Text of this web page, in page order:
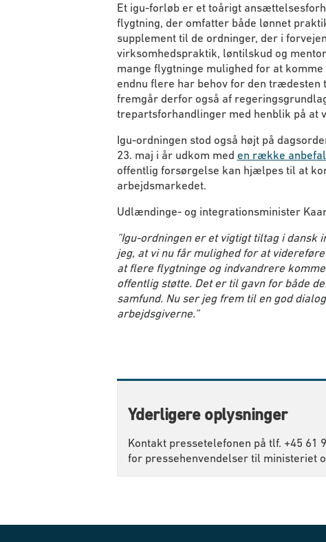
Et igu-forløb er et toårigt
flygtning, der omfatter både lønnet
supplement til de ordninger, der i
virksomhedspraktik, løntilskud og
mange flygtninge mulighed for at
endnu flere har behov for den trædesten
fremgår derfor også af
trepartsforhandlinger med henblik på at
Igu-ordningen stod også højt på
23. maj i år udkom med en række
offentlig forsørgelse kan hjælpes til at
arbejdsmarkedet.
Udlændinge- og integrationsminister
”Igu-ordningen er et vigtigt tiltag i
jeg, at vi nu får mulighed for at
at flere flygtninge og indvandrere
offentlig støtte. Det er til gavn for både
samfund. Nu ser jeg frem til en god
arbejdsgiverne.”
Yderligere oplysninger
Kontakt pressetelefonen på tlf. +45 61
for pressehenvendelser til ministeriet